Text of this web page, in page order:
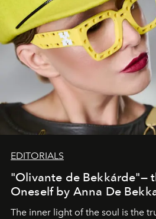
EDITORIALS
"Olivante de Bekkárde"—
Oneself by Anna De
The inner light of the soul is the